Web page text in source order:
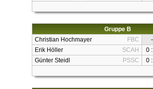
Gruppe B
Christian Hochmayer
FBC
-
Erik Höller
SCAH
0
Günter Steidl
PSSC 0